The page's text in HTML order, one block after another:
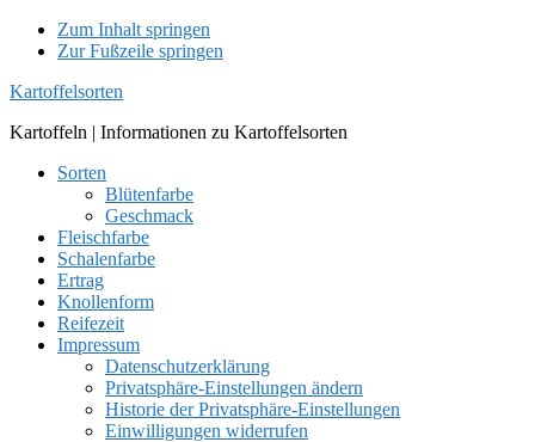
Zum Inhalt springen
Zur Fußzeile springen
Kartoffelsorten
Kartoffeln | Informationen zu Kartoffelsorten
Sorten
Blütenfarbe
Geschmack
Fleischfarbe
Schalenfarbe
Ertrag
Knollenform
Reifezeit
Impressum
Datenschutzerklärung
Privatsphäre-Einstellungen ändern
Historie der Privatsphäre-Einstellungen
Einwilligungen widerrufen